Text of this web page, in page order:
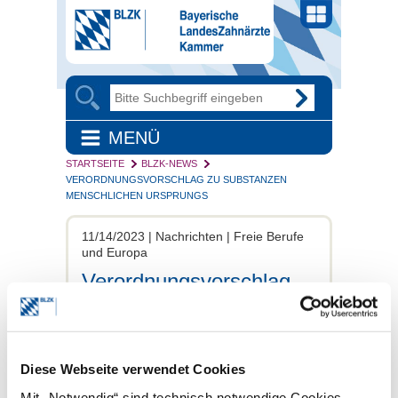
Diese Webseite verwendet Cookies
MENÜ
STARTSEITE
BLZK-NEWS
VERORDNUNGSVORSCHLAG ZU SUBSTANZEN
MENSCHLICHEN URSPRUNGS
11/14/2023 | Nachrichten | Freie Berufe
und Europa
Verordnungsvorschlag
menschlichen Ursprungs
Beratungen über den im Juli 2022
vorgelegten Verordnungsvorschlag für